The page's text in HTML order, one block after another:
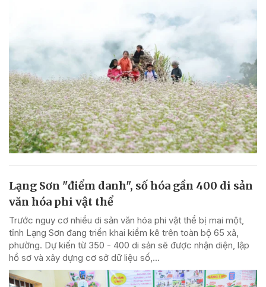
Lạng Sơn "điểm danh", số hóa gần 400 di sản
văn hóa phi vật thể
Trước nguy cơ nhiều di sản văn hóa phi vật thể bị mai một,
tỉnh Lạng Sơn đang triển khai kiểm kê trên toàn bộ 65 xã,
phường. Dự kiến từ 350 - 400 di sản sẽ được nhận diện, lập
hồ sơ và xây dựng cơ sở dữ liệu số,...